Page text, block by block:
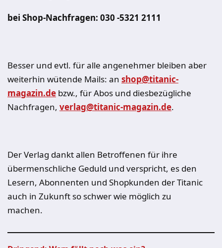
bei Shop-Nachfragen: 030 -5321 2111
Besser und evtl. für alle angenehmer bleiben aber
weiterhin wütende Mails: an shop@titanic-
magazin.de bzw., für Abos und diesbezügliche
Nachfragen, verlag@titanic-magazin.de.
Der Verlag dankt allen Betroffenen für ihre
übermenschliche Geduld und verspricht, es den
Lesern, Abonnenten und Shopkunden der Titanic
auch in Zukunft so schwer wie möglich zu
machen.